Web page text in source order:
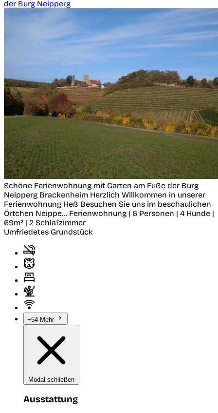
der Burg Neipperg
Schöne Ferienwohnung mit Garten am Fuße der Burg
Neipperg Brackenheim Herzlich Willkommen in unserer
Ferienwohnung Heß Besuchen Sie uns im beschaulichen
Örtchen Neippe... Ferienwohnung | 6 Personen | 4 Hunde |
69m² | 2 Schlafzimmer
Umfriedetes Grundstück
+54 Mehr
Modal schließen
Ausstattung